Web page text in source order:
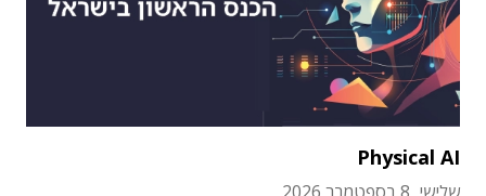
Physical AI